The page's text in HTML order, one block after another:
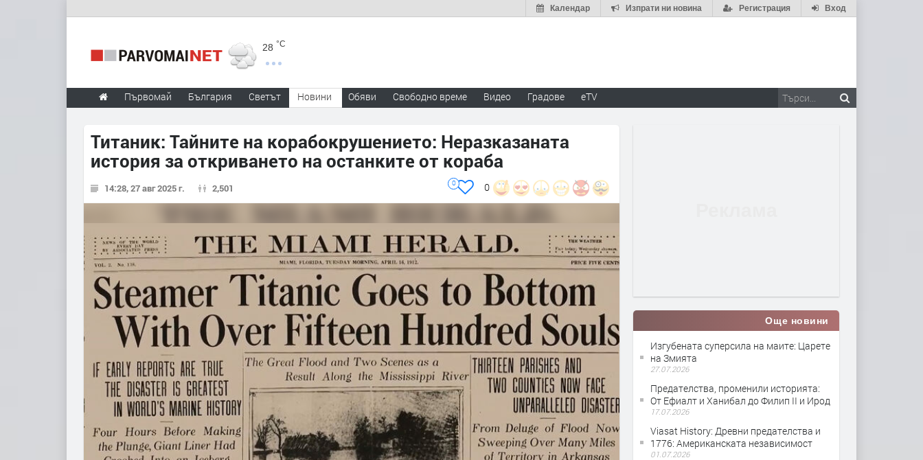
Вход
Регистрация
Изпрати ни новина
Календар
28 °C
Първомай България Светът Новини Обяви Свободно време Видео Градове eTV
Титаник: Тайните на корабокрушението: Неразказаната
история за откриването на останките от кораба
14:28, 27 авг 2025 г. 2,501 0
0
Още новини
Изгубената суперсила на маите: Царете
на Змията
27.07.2026
Предателства, променили историята:
От Ефиалт и Ханибал до Филип II и Ирод
17.07.2026
Viasat History: Древни предателства и
1776: Американската независимост
01.07.2026